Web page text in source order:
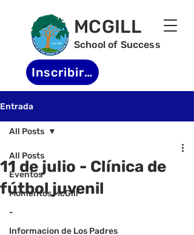
MCGILL
School of Success
Inscribirse
Entrada
All Posts
Eventos
Momentos McGill
-
Informacion de Los Padres
All Posts
11 de julio - Clínica de
fútbol juvenil